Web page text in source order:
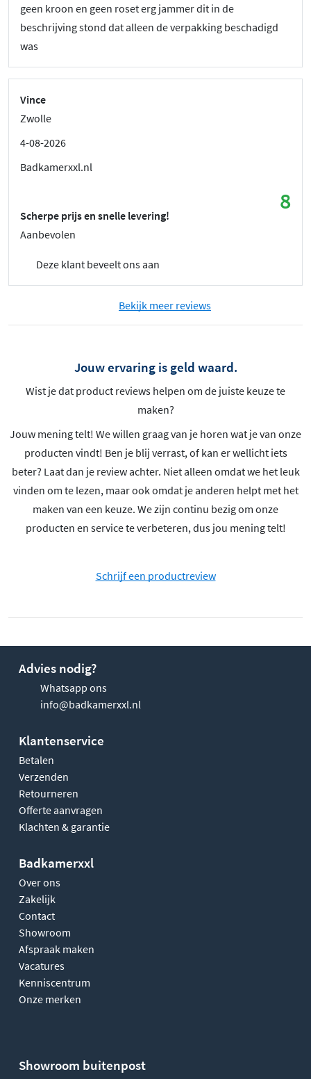
geen kroon en geen roset erg jammer dit in de
beschrijving stond dat alleen de verpakking beschadigd
was
Vince
Zwolle
4-08-2026
Badkamerxxl.nl
8
Scherpe prijs en snelle levering!
Aanbevolen
Deze klant beveelt ons aan
Bekijk meer reviews
Jouw ervaring is geld waard.
Wist je dat product reviews helpen om de juiste keuze te
maken?
Jouw mening telt! We willen graag van je horen wat je van onze
producten vindt! Ben je blij verrast, of kan er wellicht iets
beter? Laat dan je review achter. Niet alleen omdat we het leuk
vinden om te lezen, maar ook omdat je anderen helpt met het
maken van een keuze. We zijn continu bezig om onze
producten en service te verbeteren, dus jou mening telt!
Schrijf een productreview
Advies nodig?
Whatsapp ons
info@badkamerxxl.nl
Klantenservice
Betalen
Verzenden
Retourneren
Offerte aanvragen
Klachten & garantie
Badkamerxxl
Over ons
Zakelijk
Contact
Showroom
Afspraak maken
Vacatures
Kenniscentrum
Onze merken
Showroom buitenpost